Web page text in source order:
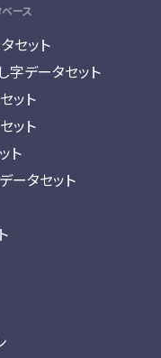
ース
セット
字データセット
ット
ット
ト
ータセット